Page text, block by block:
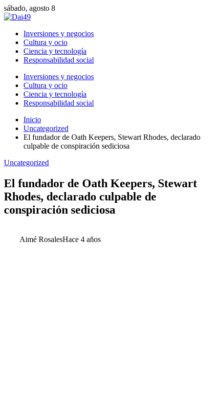
sábado, agosto 8
Inversiones y negocios
Cultura y ocio
Ciencia y tecnología
Responsabilidad social
Inversiones y negocios
Cultura y ocio
Ciencia y tecnología
Responsabilidad social
Inicio
Uncategorized
El fundador de Oath Keepers, Stewart Rhodes, declarado
culpable de conspiración sediciosa
Uncategorized
El fundador de Oath Keepers, Stewart
Rhodes, declarado culpable de
conspiración sediciosa
Aimé RosalesHace 4 años